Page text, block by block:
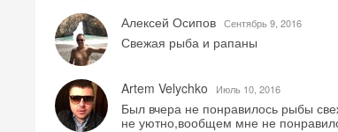
Алексей Осипов Сентябрь 9, 2016
Свежая рыба и рапаны
Artem Velychko Июль 10, 2016
Был вчера не понравилось рыбы
не уютно,вообщем мне не